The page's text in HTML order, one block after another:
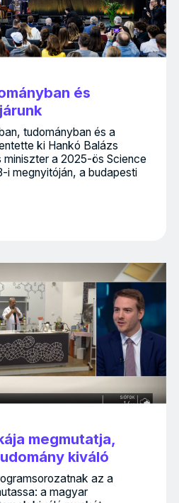
és
tudományban és a
ki Hankó Balázs
miniszter a 2025-ös Science
i megnyitóján, a budapesti
megmutatja,
kiváló
az a
a magyar